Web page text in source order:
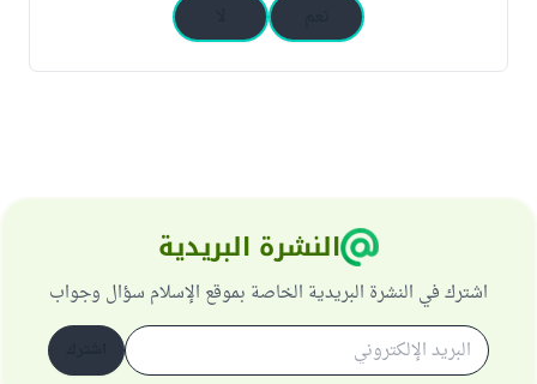
النشرة البريدية
اشترك في النشرة البريدية الخاصة بموقع الإسلام سؤال وجواب